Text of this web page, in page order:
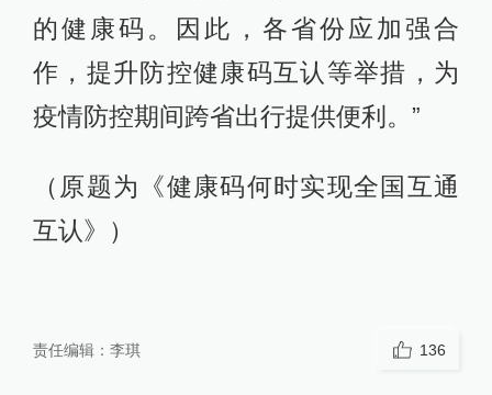
的健康码。因此，各省份应加强合
作，提升防控健康码互认等举措，为
疫情防控期间跨省出行提供便利。”
（原题为《健康码何时实现全国互通
互认》）
责任编辑： 李琪 136